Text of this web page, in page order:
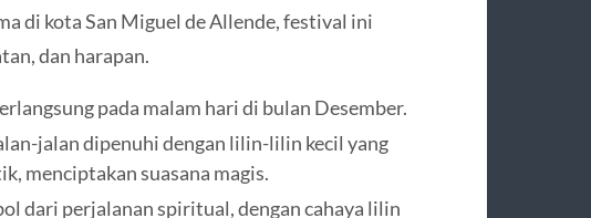
di kota San Miguel de Allende, festival ini
dan harapan.
pada malam hari di bulan Desember.
jalan dipenuhi dengan lilin-lilin kecil yang
menciptakan suasana magis.
dari perjalanan spiritual, dengan cahaya lilin